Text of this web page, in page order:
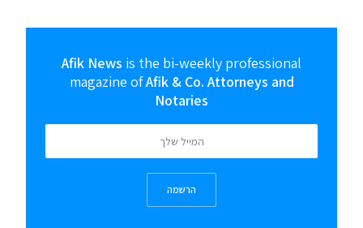
Afik News is the bi-weekly professional
magazine ofAfik & Co. Attorneys and
Notaries
הרשמה